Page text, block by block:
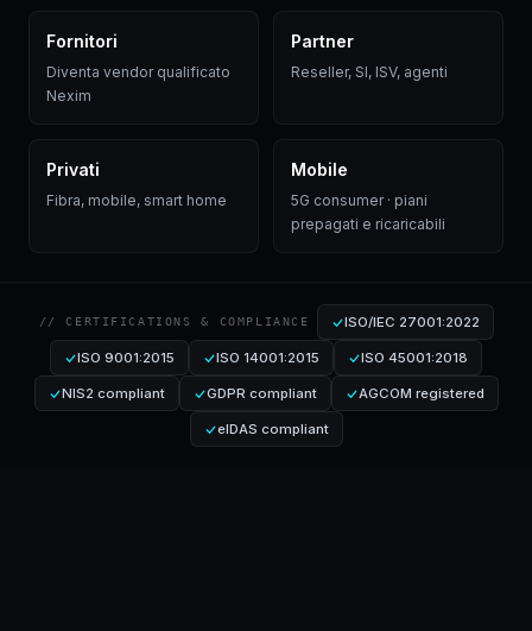
Fornitori
Diventa vendor qualificato
Nexim
Partner
Reseller, SI, ISV, agenti
Privati
Fibra, mobile, smart home
Mobile
5G consumer · piani
prepagati e ricaricabili
// CERTIFICATIONS & COMPLIANCE ISO/IEC 27001:2022
ISO 9001:2015 ISO 14001:2015 ISO 45001:2018
NIS2 compliant GDPR compliant AGCOM registered
eIDAS compliant